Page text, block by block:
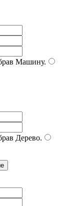
Машину.
Дерево.